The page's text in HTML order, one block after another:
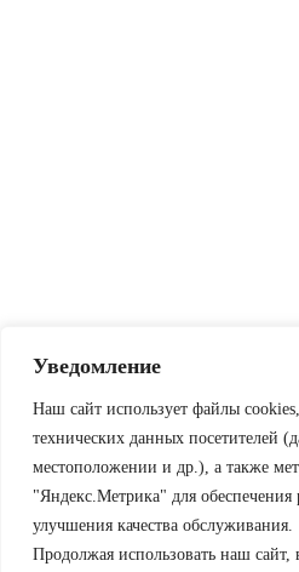
Уведомление
Наш сайт использует файлы
технических данных посетителей
местоположении и др.), а также
"Яндекс.Метрика" для обеспечения
улучшения качества обслуживания.
Продолжая использовать наш сайт,